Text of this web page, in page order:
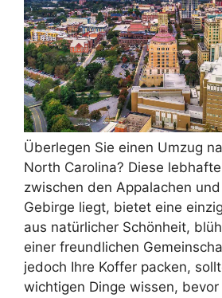
Überlegen Sie einen Umzug
North Carolina? Diese
zwischen den Appalachen
Gebirge liegt, bietet eine
aus natürlicher Schönheit,
einer freundlichen
jedoch Ihre Koffer packen,
wichtigen Dinge wissen, bevor